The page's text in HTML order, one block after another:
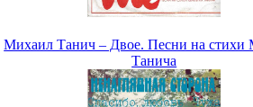
Михаил Танич – Двое. Песни на стихи
Танича